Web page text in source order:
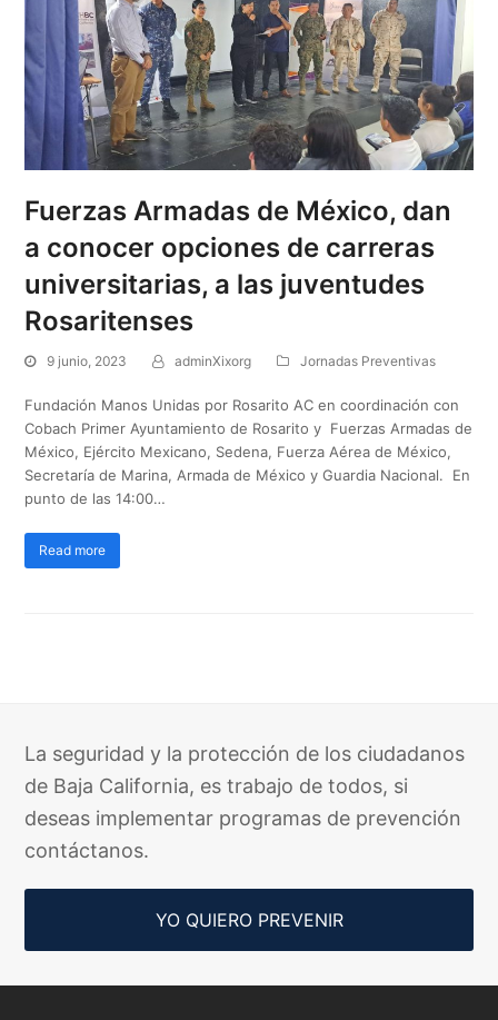
Fuerzas Armadas de México, dan
a conocer opciones de carreras
universitarias, a las juventudes
Rosaritenses
9 junio, 2023 adminXixorg Jornadas Preventivas
Fundación Manos Unidas por Rosarito AC en coordinación con
Cobach Primer Ayuntamiento de Rosarito y Fuerzas Armadas de
México, Ejército Mexicano, Sedena, Fuerza Aérea de México,
Secretaría de Marina, Armada de México y Guardia Nacional. En
punto de las 14:00…
Read more
La seguridad y la protección de los ciudadanos
de Baja California, es trabajo de todos, si
deseas implementar programas de prevención
contáctanos.
YO QUIERO PREVENIR